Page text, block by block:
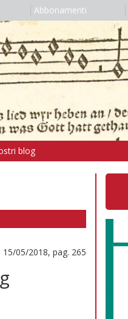
Abbonamenti
blog
05/2018, pag. 265